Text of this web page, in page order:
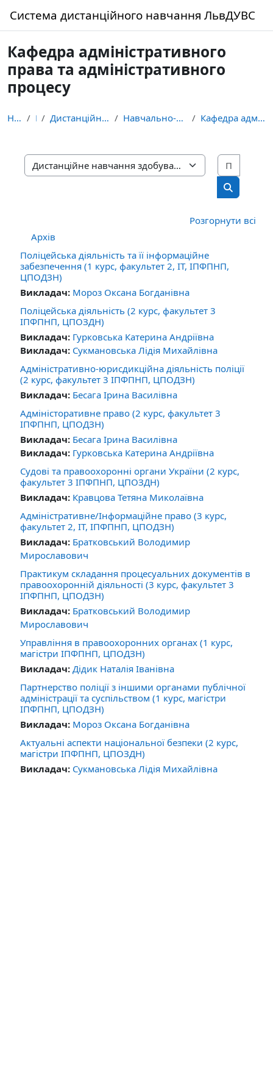
Система дистанційного навчання ЛьвДУВС
Кафедра адміністративного
права та адміністративного
процесу
На головну Курси Дистанційне навчання здобувачів освіти ЛьвДУВС Навчально-науковий інститут з підготовки фахівців ... Кафедра адміністративного права та адміністративно...
Категорії курсів
Пошук
Розгорнути всі
Архів
Поліцейська діяльність та її інформаційне
забезпечення (1 курс, факультет 2, ІТ, ІПФПНП,
ЦПОДЗН)
Викладач: Мороз Оксана Богданівна
Поліцейська діяльність (2 курс, факультет 3
ІПФПНП, ЦПОЗДН)
Викладач: Гурковська Катерина Андріївна
Викладач: Сукмановська Лідія Михайлівна
Адміністративно-юрисдикційна діяльність поліції
(2 курс, факультет 3 ІПФПНП, ЦПОДЗН)
Викладач: Бесага Ірина Василівна
Адміністоративне право (2 курс, факультет 3
ІПФПНП, ЦПОДЗН)
Викладач: Бесага Ірина Василівна
Викладач: Гурковська Катерина Андріївна
Судові та правоохоронні органи України (2 курс,
факультет 3 ІПФПНП, ЦПОЗДН)
Викладач: Кравцова Тетяна Миколаївна
Адміністративне/Інформаційне право (3 курс,
факультет 2, ІТ, ІПФПНП, ЦПОДЗН)
Викладач: Братковський Володимир
Мирославович
Практикум складання процесуальних документів в
правоохоронній діяльності (3 курс, факультет 3
ІПФПНП, ЦПОДЗН)
Викладач: Братковський Володимир
Мирославович
Управління в правоохоронних органах (1 курс,
магістри ІПФПНП, ЦПОДЗН)
Викладач: Дідик Наталія Іванівна
Партнерство поліції з іншими органами публічної
адміністрації та суспільством (1 курс, магістри
ІПФПНП, ЦПОДЗН)
Викладач: Мороз Оксана Богданівна
Актуальні аспекти національної безпеки (2 курс,
магістри ІПФПНП, ЦПОЗДН)
Викладач: Сукмановська Лідія Михайлівна